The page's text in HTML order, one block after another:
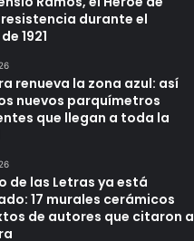
durante el
1921
renueva la zona azul: así
nuevos parquímetros
que llegan a toda la
de las Letras ya está
17 murales cerámicos
de autores que citaron a